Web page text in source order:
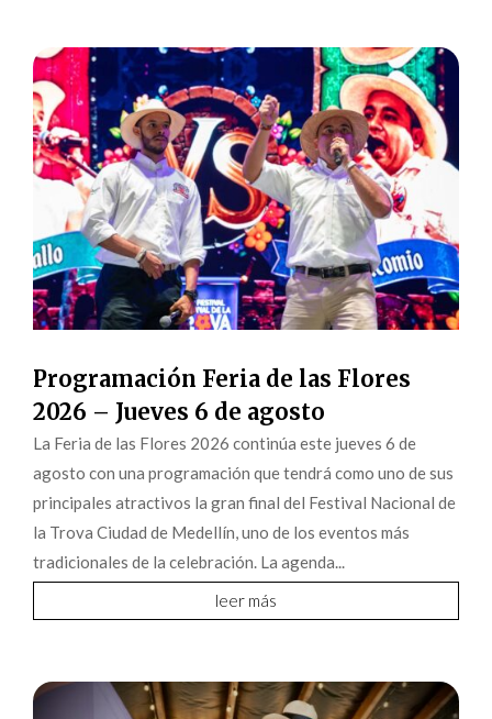
Programación Feria de las Flores
2026 – Jueves 6 de agosto
La Feria de las Flores 2026 continúa este jueves 6 de
agosto con una programación que tendrá como uno de sus
principales atractivos la gran final del Festival Nacional de
la Trova Ciudad de Medellín, uno de los eventos más
tradicionales de la celebración. La agenda...
leer más